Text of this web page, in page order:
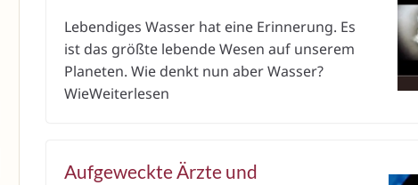
Lebendiges Wasser hat eine Erinnerung. Es
ist das größte lebende Wesen auf unserem
Planeten. Wie denkt nun aber Wasser?
WieWeiterlesen
Aufgeweckte Ärzte und